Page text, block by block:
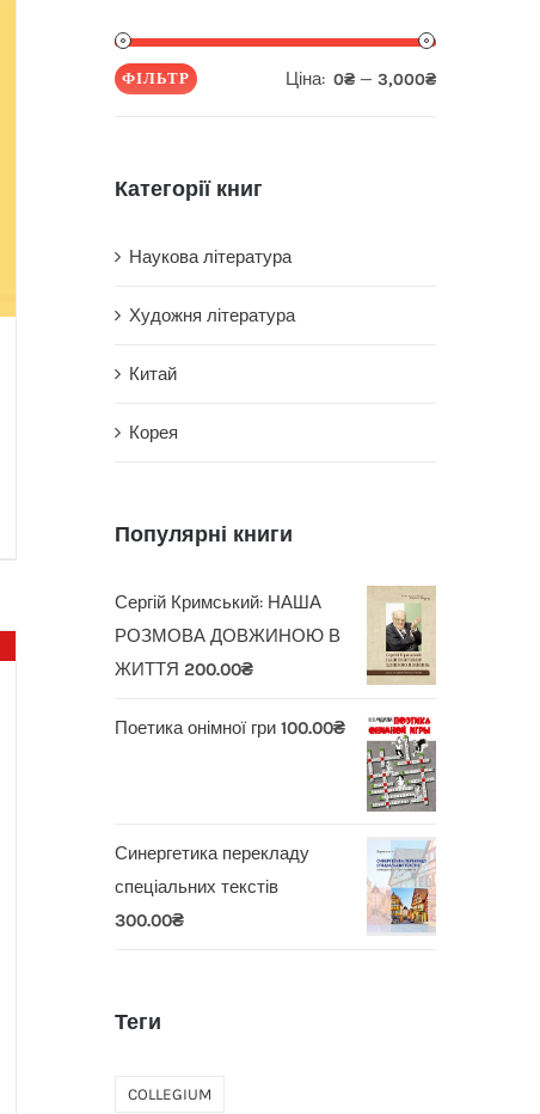
Мінімальна
Найбільша
ФІЛЬТР Ціна: 0₴ — 3,000₴
Категорії книг
Наукова література
Художня література
Китай
Корея
Популярні книги
Сергій Кримський: НАША
РОЗМОВА ДОВЖИНОЮ В
ЖИТТЯ 200.00₴
Поетика онімної гри 100.00₴
Синергетика перекладу
спеціальних текстів
300.00₴
Теги
COLLEGIUM